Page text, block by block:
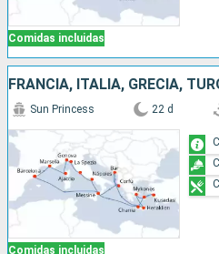
Comidas incluidas
Comidas incluidas
Sun Princess 22 d